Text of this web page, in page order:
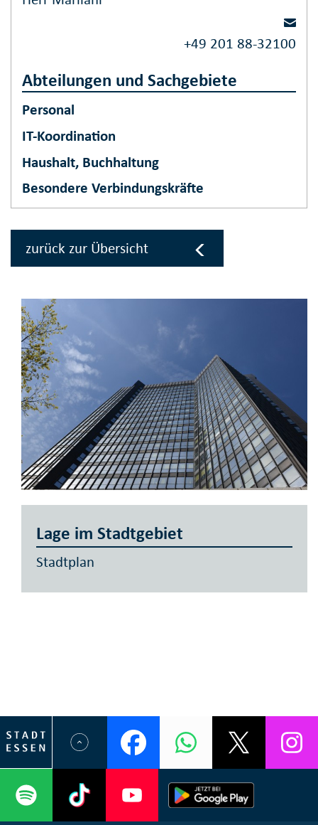
+49 201 88-32100
Abteilungen und Sachgebiete
Personal
IT-Koordination
Haushalt, Buchhaltung
Besondere Verbindungskräfte
zurück zur Übersicht
Lage im Stadtgebiet
Stadtplan